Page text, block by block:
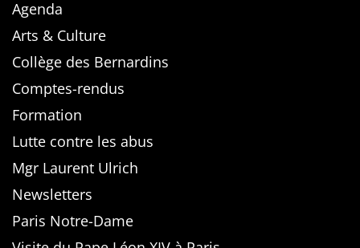
Agenda
Arts & Culture
Collège des Bernardins
Comptes-rendus
Formation
Lutte contre les abus
Mgr Laurent Ulrich
Newsletters
Paris Notre-Dame